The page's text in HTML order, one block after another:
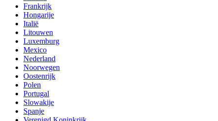
Frankrijk
Hongarije
Italië
Litouwen
Luxemburg
Mexico
Nederland
Noorwegen
Oostenrijk
Polen
Portugal
Slowakije
Spanje